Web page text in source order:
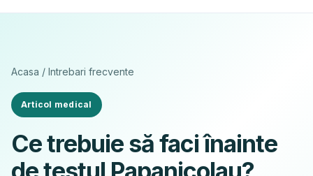
Acasa / Intrebari frecvente
Articol medical
Ce trebuie să faci înainte